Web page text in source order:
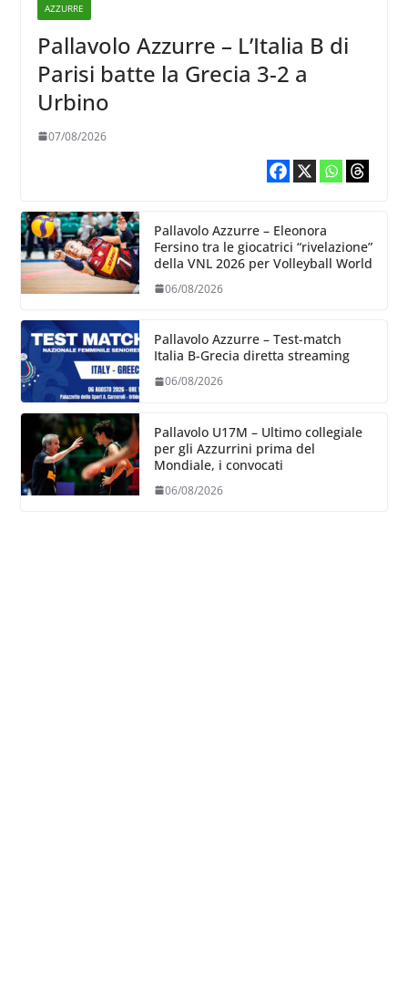
AZZURRE
Pallavolo Azzurre – L’Italia B di
Parisi batte la Grecia 3-2 a
Urbino
07/08/2026
Pallavolo Azzurre – Eleonora
Fersino tra le giocatrici “rivelazione”
della VNL 2026 per Volleyball World
06/08/2026
Pallavolo Azzurre – Test-match
Italia B-Grecia diretta streaming
06/08/2026
Pallavolo U17M – Ultimo collegiale
per gli Azzurrini prima del
Mondiale, i convocati
06/08/2026